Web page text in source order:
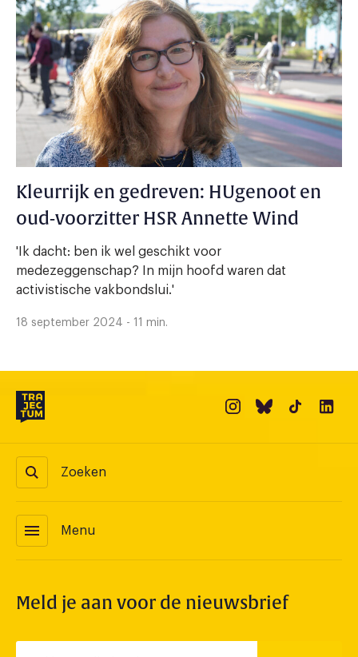
Kleurrijk en gedreven: HUgenoot en
oud-voorzitter HSR Annette Wind
'Ik dacht: ben ik wel geschikt voor
medezeggenschap? In mijn hoofd waren dat
activistische vakbondslui.'
18 september 2024 - 11 min.
Zoeken
menu Menu
Meld je aan voor de nieuwsbrief